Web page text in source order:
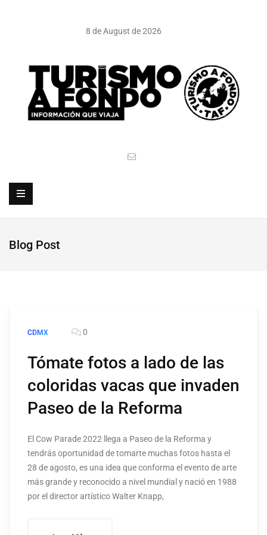
8 de August de 2026
Blog Post
CDMX 0
Tómate fotos a lado de las
coloridas vacas que invaden
Paseo de la Reforma
El Cow Parade 2022 llega a Paseo de la Reforma y
tendrás oportunidad de tomarte muchas fotos hasta el
28 de agosto, es una idea que conforma el evento de arte
más grande y reconocido a nivel mundial y nació en 1988
por el director artístico Walter Knapp,